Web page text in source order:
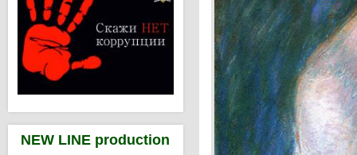
NEW LINE production